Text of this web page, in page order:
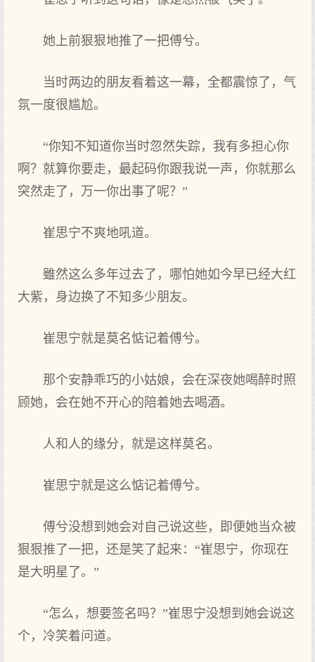
她上前狠狠地推了一把傅兮。
当时两边的朋友看着这一幕，全都震惊了，气
氛一度很尴尬。
“你知不知道你当时忽然失踪，我有多担心你
啊？就算你要走，最起码你跟我说一声，你就那么
突然走了，万一你出事了呢？”
崔思宁不爽地吼道。
雖然这么多年过去了，哪怕她如今早已经大红
大紫，身边换了不知多少朋友。
崔思宁就是莫名惦记着傅兮。
那个安静乖巧的小姑娘，会在深夜她喝醉时照
顾她，会在她不开心的陪着她去喝酒。
人和人的缘分，就是这样莫名。
崔思宁就是这么惦记着傅兮。
傅兮没想到她会对自己说这些，即便她当众被
狠狠推了一把，还是笑了起来：“崔思宁，你现在
是大明星了。”
“怎么，想要签名吗？”崔思宁没想到她会说这
个，冷笑着问道。